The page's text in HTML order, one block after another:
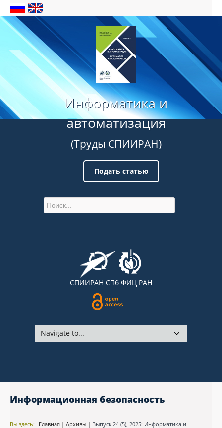
Информатика и
автоматизация
(Труды СПИИРАН)
Подать статью
СПИИРАН СПб ФИЦ РАН
Информационная безопасность
Вы здесь: Главная | Архивы | Выпуск 24 (5), 2025: Информатика и